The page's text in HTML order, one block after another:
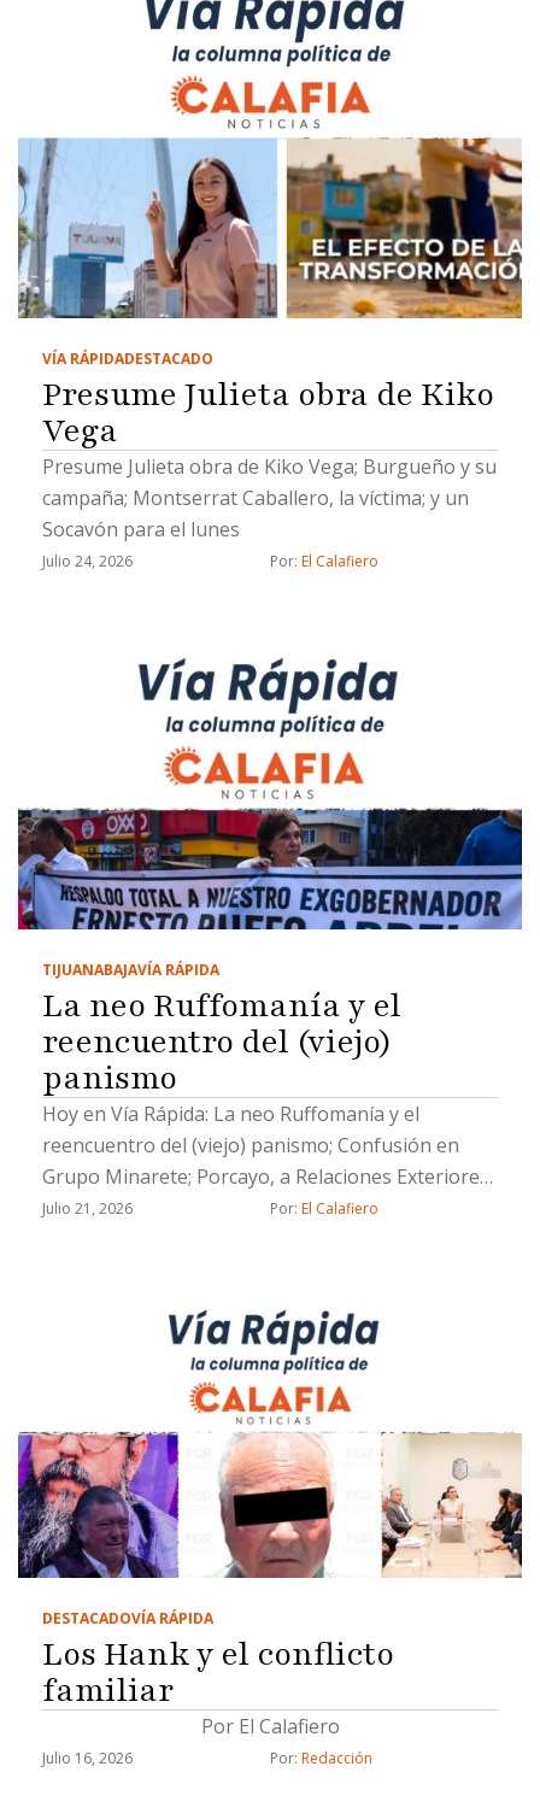
VÍA RÁPIDADESTACADO
Presume Julieta obra de Kiko
Vega
Presume Julieta obra de Kiko Vega; Burgueño y su
campaña; Montserrat Caballero, la víctima; y un
Socavón para el lunes
Julio 24, 2026 Por: El Calafiero
TIJUANABAJAVÍA RÁPIDA
La neo Ruffomanía y el
reencuentro del (viejo)
panismo
Hoy en Vía Rápida: La neo Ruffomanía y el
reencuentro del (viejo) panismo; Confusión en
Grupo Minarete; Porcayo, a Relaciones Exteriores;
El caso Lourdes Maldonado sigue abierto y un
Julio 21, 2026 Por: El Calafiero
DESTACADOVÍA RÁPIDA
Los Hank y el conflicto
familiar
Por El Calafiero
Julio 16, 2026 Por: Redacción